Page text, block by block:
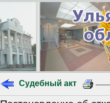
Судебный акт